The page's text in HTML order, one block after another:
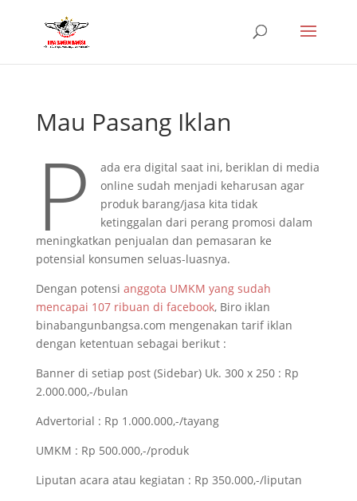
Mau Pasang Iklan
P
ada era digital saat ini, beriklan di media
online sudah menjadi keharusan agar
produk barang/jasa kita tidak
ketinggalan dari perang promosi dalam
meningkatkan penjualan dan pemasaran ke
potensial konsumen seluas-luasnya.
Dengan potensi anggota UMKM yang sudah
mencapai 107 ribuan di facebook, Biro iklan
binabangunbangsa.com mengenakan tarif iklan
dengan ketentuan sebagai berikut :
Banner di setiap post (Sidebar) Uk. 300 x 250 : Rp
2.000.000,-/bulan
Advertorial : Rp 1.000.000,-/tayang
UMKM : Rp 500.000,-/produk
Liputan acara atau kegiatan : Rp 350.000,-/liputan